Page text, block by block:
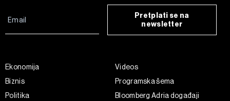
Pretplati se na
newsletter
Ekonomija
Biznis
Politika
Videos
Programska šema
Bloomberg Adria događaji